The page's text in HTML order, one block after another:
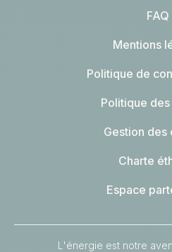
FAQ
Mentions
Politique de
Politique
Gestion des
Charte
Espace
L'énergie est notre